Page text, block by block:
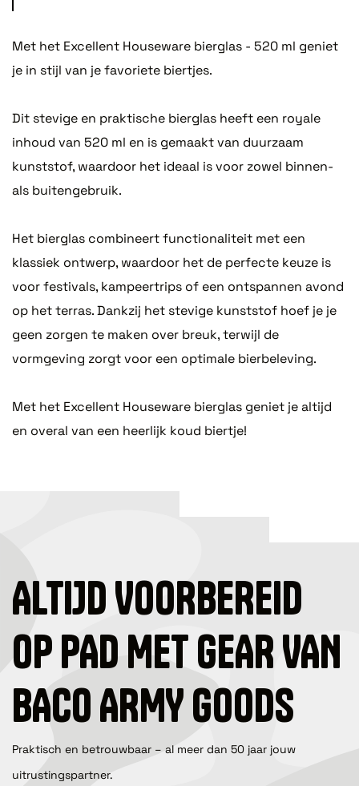
Met het Excellent Houseware bierglas - 520 ml geniet
je in stijl van je favoriete biertjes.
Dit stevige en praktische bierglas heeft een royale
inhoud van 520 ml en is gemaakt van duurzaam
kunststof, waardoor het ideaal is voor zowel binnen-
als buitengebruik.
Het bierglas combineert functionaliteit met een
klassiek ontwerp, waardoor het de perfecte keuze is
voor festivals, kampeertrips of een ontspannen avond
op het terras. Dankzij het stevige kunststof hoef je je
geen zorgen te maken over breuk, terwijl de
vormgeving zorgt voor een optimale bierbeleving.
Met het Excellent Houseware bierglas geniet je altijd
en overal van een heerlijk koud biertje!
ALTIJD VOORBEREID
OP PAD MET GEAR VAN
BACO ARMY GOODS
Praktisch en betrouwbaar – al meer dan 50 jaar jouw
uitrustingspartner.